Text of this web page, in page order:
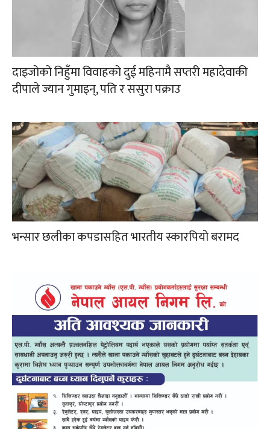
दाइजोको निहुँमा विवाहको दुई महिनामै सप्तरी महादेवाकी
दीपाले ज्यान गुमाइन्, पति र ससुरा पक्राउ
भन्सार छलीका कपडासहित भारतीय स्कारपियो बरामद